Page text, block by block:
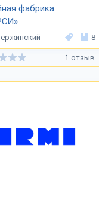
фабрика
8
1 отзыв